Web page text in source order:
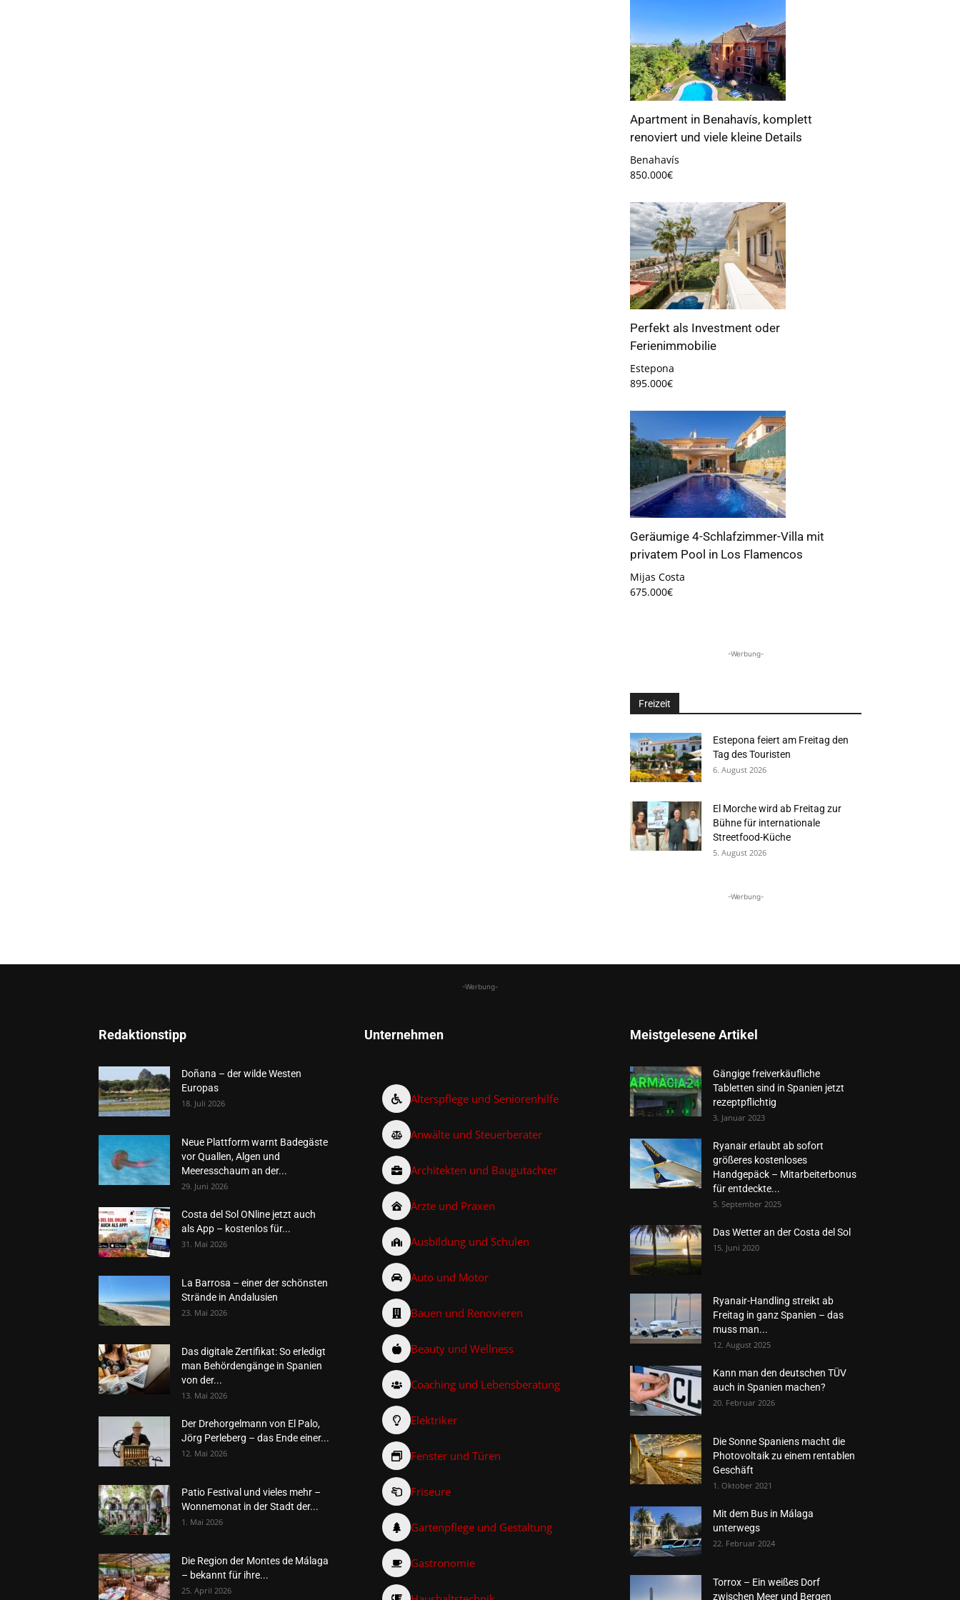
Apartment in Benahavís, komplett
renoviert und viele kleine Details
Benahavís
850.000€
Perfekt als Investment oder
Ferienimmobilie
Estepona
895.000€
Geräumige 4-Schlafzimmer-Villa mit
privatem Pool in Los Flamencos
Mijas Costa
675.000€
-Werbung-
Freizeit
Estepona feiert am Freitag den
Tag des Touristen
6. August 2026
El Morche wird ab Freitag zur
Bühne für internationale
Streetfood-Küche
5. August 2026
-Werbung-
-Werbung-
Redaktionstipp
Doñana – der wilde Westen
Europas
18. Juli 2026
Neue Plattform warnt Badegäste
vor Quallen, Algen und
Meeresschaum an der...
29. Juni 2026
Costa del Sol ONline jetzt auch
als App – kostenlos für...
31. Mai 2026
La Barrosa – einer der schönsten
Strände in Andalusien
23. Mai 2026
Das digitale Zertifikat: So erledigt
man Behördengänge in Spanien
von der...
13. Mai 2026
Der Drehorgelmann von El Palo,
Jörg Perleberg – das Ende einer...
12. Mai 2026
Patio Festival und vieles mehr –
Wonnemonat in der Stadt der...
1. Mai 2026
Die Region der Montes de Málaga
– bekannt für ihre...
25. April 2026
Unternehmen
Alterspflege und Seniorenhilfe
Anwälte und Steuerberater
Architekten und Baugutachter
Ärzte und Praxen
Ausbildung und Schulen
Auto und Motor
Bauen und Renovieren
Beauty und Wellness
Coaching und Lebensberatung
Elektriker
Fenster und Türen
Friseure
Gartenpflege und Gestaltung
Gastronomie
Meistgelesene Artikel
Gängige freiverkäufliche
Tabletten sind in Spanien jetzt
rezeptpflichtig
3. Januar 2023
Ryanair erlaubt ab sofort
größeres kostenloses
Handgepäck – Mitarbeiterbonus
für entdeckte...
5. September 2025
Das Wetter an der Costa del Sol
15. Juni 2020
Ryanair-Handling streikt ab
Freitag in ganz Spanien – das
muss man...
12. August 2025
Kann man den deutschen TÜV
auch in Spanien machen?
20. Februar 2026
Die Sonne Spaniens macht die
Photovoltaik zu einem rentablen
Geschäft
1. Oktober 2021
Mit dem Bus in Málaga
unterwegs
22. Februar 2024
Torrox – Ein weißes Dorf
zwischen Meer und Bergen